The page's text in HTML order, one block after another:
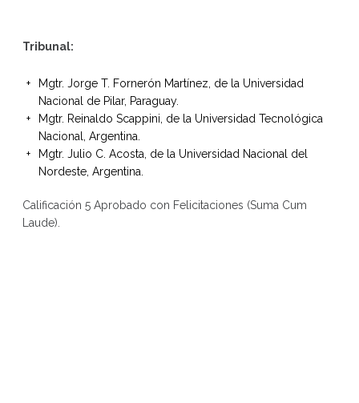
Tribunal:
Mgtr. Jorge T. Fornerón Martínez, de la Universidad
Nacional de Pilar, Paraguay.
Mgtr. Reinaldo Scappini, de la Universidad Tecnológica
Nacional, Argentina.
Mgtr. Julio C. Acosta, de la Universidad Nacional del
Nordeste, Argentina.
Calificación 5 Aprobado con Felicitaciones (Suma Cum
Laude).